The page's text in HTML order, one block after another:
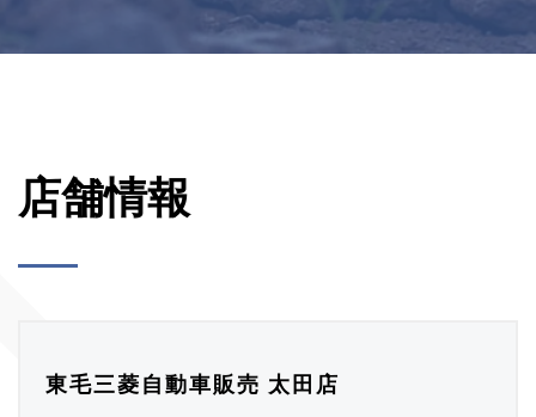
店舗情報
東毛三菱自動車販売 太田店